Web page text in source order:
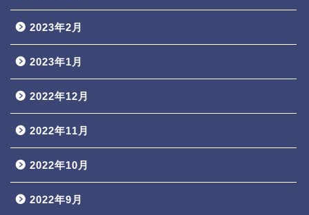
2023年2月
2023年1月
2022年12月
2022年11月
2022年10月
2022年9月